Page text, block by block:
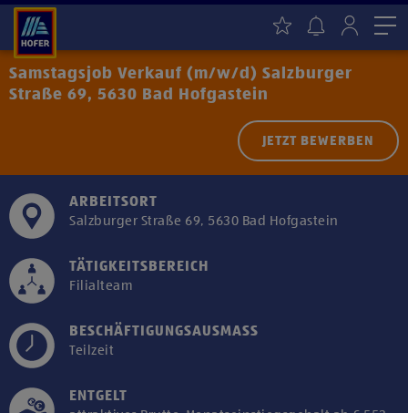
Samstagsjob Verkauf (m/w/d) Salzburger
Straße 69, 5630 Bad Hofgastein
JETZT BEWERBEN
ARBEITSORT
Salzburger Straße 69, 5630 Bad Hofgastein
TÄTIGKEITSBEREICH
Filialteam
BESCHÄFTIGUNGSAUSMASS
Teilzeit
ENTGELT